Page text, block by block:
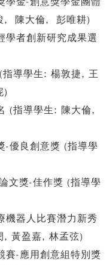
, 陳大倫, 彭唯耕)
者創新研究成果選
導學生: 楊敦捷, 王
)
(指導學生: 陳大倫,
-優良創意獎 (指導學
文獎-佳作獎 (指導學
器人比賽潛力新秀
, 黃盈嘉, 林孟弦)
賽-應用創意組特別獎